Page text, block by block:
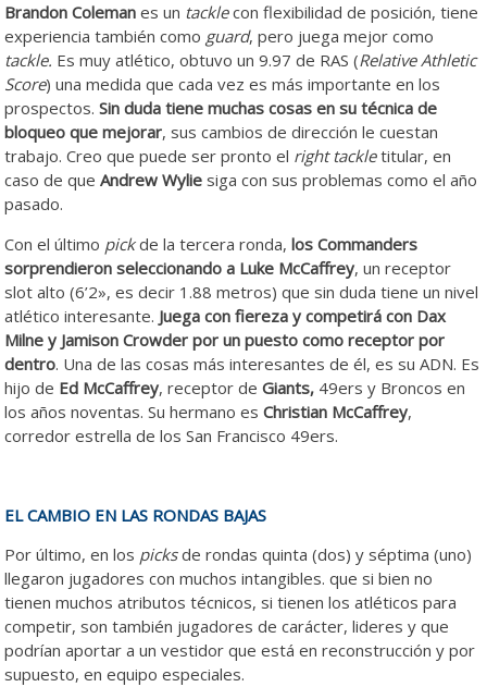
Brandon Coleman es un tacklecon flexibilidad de posición, tiene
experiencia también como guard, pero juega mejor como
tackle. Es muy atlético, obtuvo un 9.97 de RAS (Relative Athletic
Score) una medida que cada vez es más importante en los
prospectos.Sin duda tiene muchas cosas en su técnica de
bloqueo que mejorar, sus cambios de dirección le cuestan
trabajo. Creo que puede ser pronto el right tackletitular, en
caso de queAndrew Wylie siga con sus problemas como el año
pasado.
Con el último pickde la tercera ronda, los Commanders
sorprendieron seleccionando a Luke McCaffrey, un receptor
slot alto (6’2», es decir 1.88 metros) que sin duda tiene un nivel
atlético interesante. Juega con fiereza y competirá con Dax
Milne y Jamison Crowder por un puesto como receptor por
dentro. Una de las cosas más interesantes de él, es su ADN. Es
hijo de Ed McCaffrey, receptor deGiants, 49ers y Broncos en
los años noventas. Su hermano esChristian McCaffrey,
corredor estrella de los San Francisco 49ers.
EL CAMBIO EN LAS RONDAS BAJAS
Por último, en los picksde rondas quinta (dos) y séptima (uno)
llegaron jugadores con muchos intangibles. que si bien no
tienen muchos atributos técnicos, si tienen los atléticos para
competir, son también jugadores de carácter, lideres y que
podrían aportar a un vestidor que está en reconstrucción y por
supuesto, en equipo especiales.